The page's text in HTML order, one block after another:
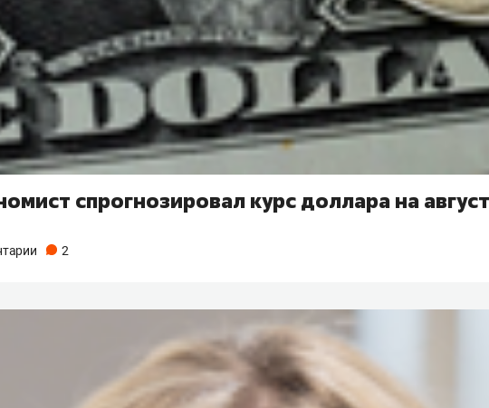
спрогнозировал курс доллара на август
2